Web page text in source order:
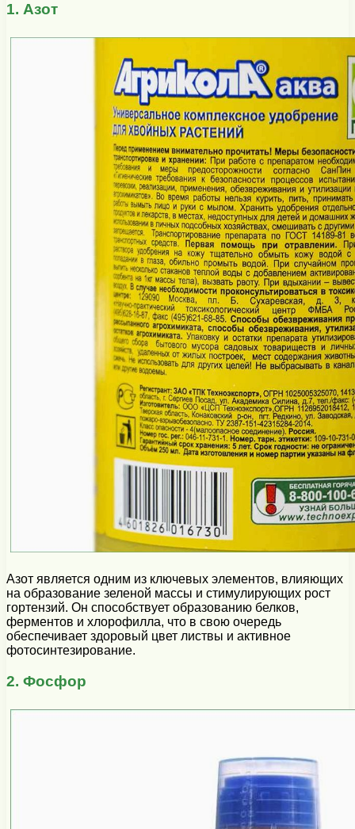
1. Азот
Азот является одним из ключевых элементов, влияющих
на образование зеленой массы и стимулирующих рост
гортензий. Он способствует образованию белков,
ферментов и хлорофилла, что в свою очередь
обеспечивает здоровый цвет листвы и активное
фотосинтезирование.
2. Фосфор